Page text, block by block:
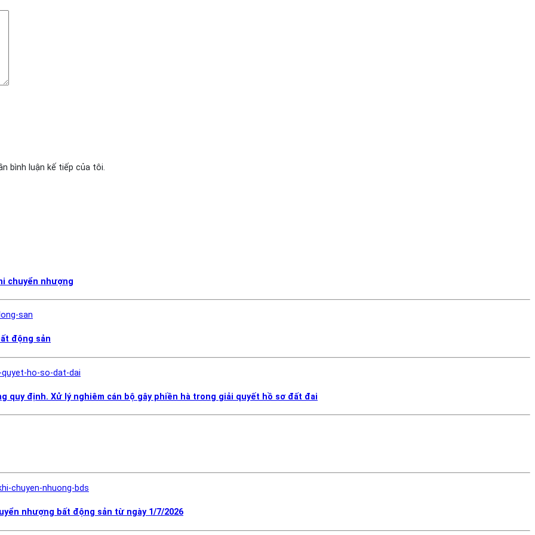
bình luận kế tiếp của tôi.
chuyển nhượng
động sản
quy định. Xử lý nghiêm cán bộ gây phiền hà trong giải quyết hồ sơ đất đai
nhượng bất động sản từ ngày 1/7/2026